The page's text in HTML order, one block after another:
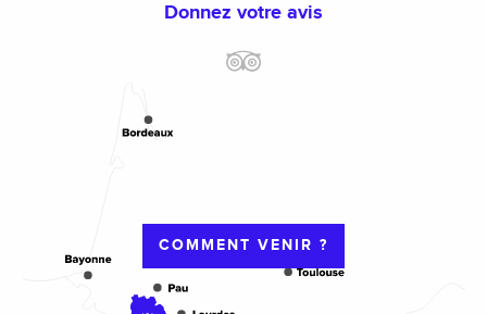
Donnez votre avis
COMMENT VENIR ?